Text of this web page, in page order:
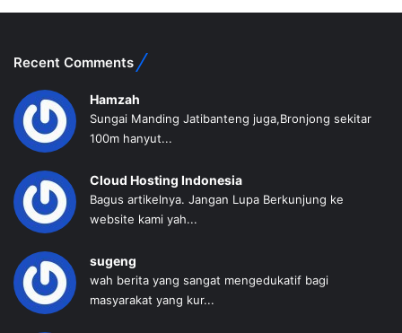
Recent Comments
Hamzah
Sungai Manding Jatibanteng juga,Bronjong sekitar
100m hanyut...
Cloud Hosting Indonesia
Bagus artikelnya. Jangan Lupa Berkunjung ke
website kami yah...
sugeng
wah berita yang sangat mengedukatif bagi
masyarakat yang kur...